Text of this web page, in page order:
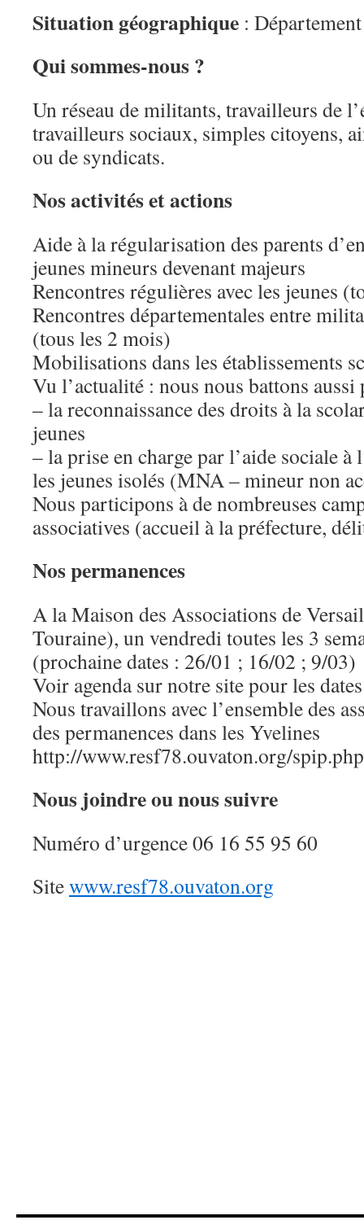
Situation géographique :
Qui sommes-nous ?
Un réseau de militants, travailleurs de
travailleurs sociaux, simples citoyens,
ou de syndicats.
Nos activités et actions
Aide à la régularisation des parents
jeunes mineurs devenant majeurs
Rencontres régulières avec les jeunes
Rencontres départementales entre
(tous les 2 mois)
Mobilisations dans les établissements
Vu l’actualité : nous nous battons aussi
– la reconnaissance des droits à la
jeunes
– la prise en charge par l’aide sociale
les jeunes isolés (MNA – mineur non
Nous participons à de nombreuses
associatives (accueil à la préfecture,
Nos permanences
A la Maison des Associations de
Touraine), un vendredi toutes les 3
(prochaine dates : 26/01 ; 16/02 ; 9/03)
Voir agenda sur notre site pour les
Nous travaillons avec l’ensemble des
des permanences dans les Yvelines
http://www.resf78.ouvaton.org/
Nous joindre ou nous suivre
Numéro d’urgence 06 16 55 95 60
Sitewww.resf78.ouvaton.org